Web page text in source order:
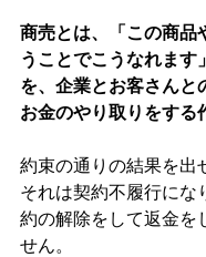
商売とは、「この商品
うことでこうなれます
を、企業とお客さんと
お金のやり取りをする
約束の通りの結果を出
それは契約不履行にな
約の解除をして返金を
せん。